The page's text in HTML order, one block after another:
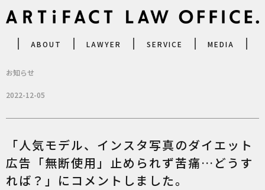
ABOUT LAWYER SERVICE MEDIA
お知らせ
2022-12-05
「人気モデル、インスタ写真のダイエット
広告「無断使用」止められず苦痛…どうす
れば？」にコメントしました。